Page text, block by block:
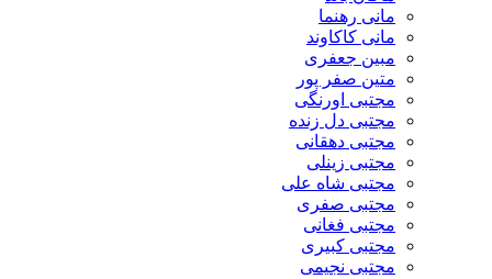
مانی رهنما
مانی کاکاوند
مبین جعفری
متین صفر پور
مجتبی اورنگی
مجتبی دل زنده
مجتبی دهقانی
مجتبی زینلی
مجتبی شاه علی
مجتبی صفری
مجتبی فغانی
مجتبی کبیری
مجتبی نجیمی